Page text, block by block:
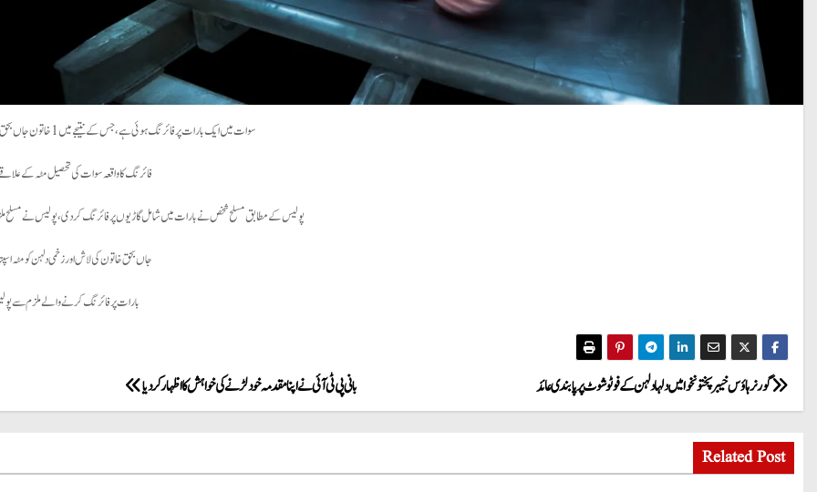
سوات میں ایک بارات پر فائرنگ ہوئی ہے، جس کے نتیجے میں 1 خاتون جاں بحق جبکہ دلہن زخمی ہو گئی۔
فائرنگ کا واقعہ سوات کی تحصیل مٹہ کے
پولیس کے مطابق مسلح شخص نے بارات میں شامل گاڑیوں پر فائرنگ کر دی، پولیس نے مسلح
جاں بحق خاتون کی لاش اور زخمی دلہن کو مٹہ
بارات پر فائرنگ کرنے والے ملزم سے
P
o
s
بانی پی ٹی آئی نے اپنا مقدمہ خود لڑنے کی خواہش کا اظہار کردیا گورنر ہاؤس خیبر پختونخوا میں دلہا دلہن کے فوٹو شوٹ پر پابندی عائد
Related Post